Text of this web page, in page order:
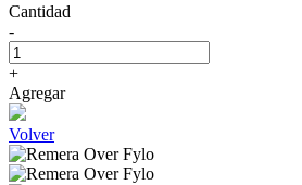
Cantidad
-
+
Agregar
Volver